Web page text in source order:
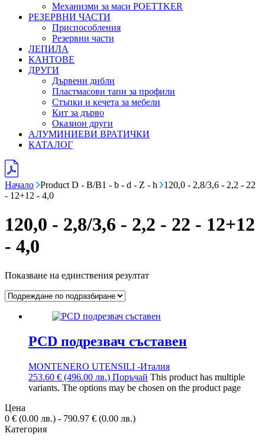
Механизми за маси POETTKER
РЕЗЕРВНИ ЧАСТИ
Приспособления
Резервни части
ЛЕПИЛА
КАНТОВЕ
ДРУГИ
Дървени дибли
Пластмасови тапи за профили
Стъпки и кечета за мебели
Кит за дърво
Оказион други
АЛУМИНИЕВИ ВРАТИЧКИ
КАТАЛОГ
Начало Product D - B/B1 - b - d - Z - h
120,0 - 2,8/3,6 - 2,2 - 22
- 12+12 - 4,0
120,0 - 2,8/3,6 - 2,2 - 22 - 12+12
- 4,0
Показване на единствения резултат
PCD подрезвач съставен
MONTENERO UTENSILI -Италия
253.60 € (496.00 лв.) Поръчай This product has multiple
variants. The options may be chosen on the product page
Цена
0 € (0.00 лв.) - 790.97 € (0.00 лв.)
Категория